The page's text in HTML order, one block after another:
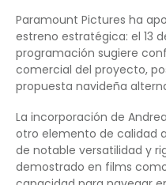
Paramount Pictures ha
estreno estratégica: el 13
programación sugiere
comercial del proyecto,
propuesta navideña
La incorporación de
otro elemento de calidad
de notable versatilidad y
demostrado en films como